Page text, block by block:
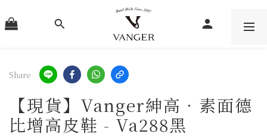
Share
【現貨】Vanger紳高．素面德
比增高皮鞋 - Va288黑